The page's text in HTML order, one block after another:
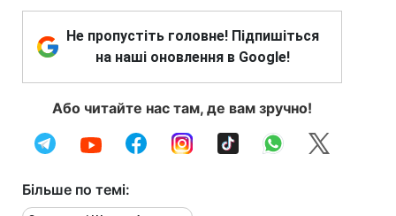
Не пропустіть головне! Підпишіться
на наші оновлення в Google!
Або читайте нас там, де вам зручно!
Більше по темі: